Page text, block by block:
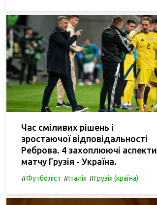
Час сміливих рішень і
зростаючої відповідальності
Реброва. 4 захоплюючі аспекти
матчу Грузія - Україна.
#Футболіст #Італія #Грузія (країна)